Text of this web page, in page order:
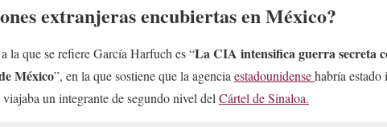
extranjeras encubiertas en México?
la que se refiere García Harfuch es “La CIA intensifica guerra secreta
México”, en la que sostiene que la agenciaestadounidensehabría
un integrante de segundo nivel delCártel de Sinaloa.